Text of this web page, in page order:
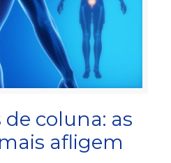
coluna: as
afligem